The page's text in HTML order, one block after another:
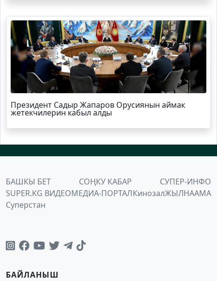
Президент Садыр Жапаров Орусиянын аймак
жетекчилерин кабыл алды
БАШКЫ БЕТ СОҢКУ КАБАР
СУПЕР-ИНФО
SUPER.KG ВИДЕОМЕДИА-ПОРТАЛКинозалЖЫЛНААМА
Суперстан
БАЙЛАНЫШ